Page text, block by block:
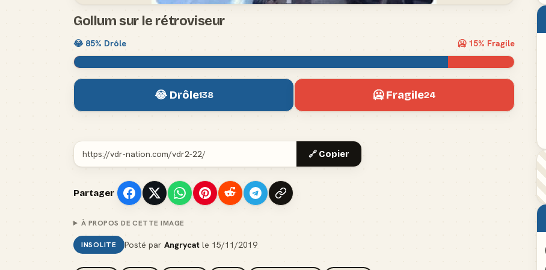
Gollum sur le rétroviseur
😂 85% Drôle 🥶 15% Fragile
😂 Drôle138 🥶 Fragile24
🔗 Copier
Partager
À PROPOS DE CETTE IMAGE
INSOLITE Posté par Angrycatle 15/11/2019